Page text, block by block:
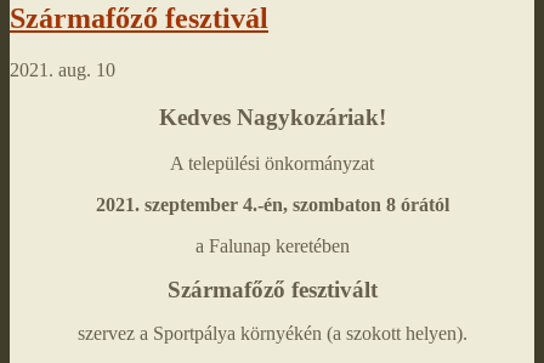
Szármafőző fesztivál
2021. aug. 10
Kedves Nagykozáriak!
A települési önkormányzat
2021. szeptember 4.-én, szombaton 8 órától
a Falunap keretében
Szármafőző fesztivált
szervez a Sportpálya környékén (a szokott helyen).